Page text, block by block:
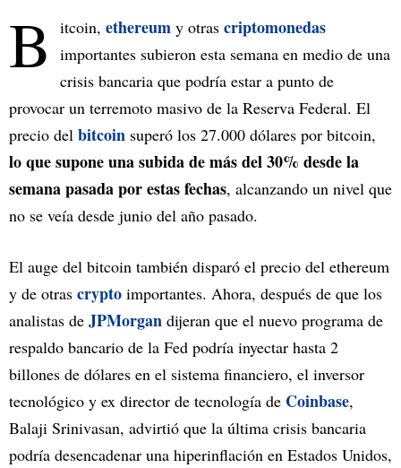
B itcoin, ethereum y otras criptomonedas
importantes subieron esta semana en medio de una
crisis bancaria que podría estar a punto de
provocar un terremoto masivo de la Reserva Federal. El
precio del bitcoin superó los 27.000 dólares por bitcoin,
lo que supone una subida de más del 30% desde la
semana pasada por estas fechas, alcanzando un nivel que
no se veía desde junio del año pasado.
El auge del bitcoin también disparó el precio del ethereum
y de otras crypto importantes. Ahora, después de que los
analistas de JPMorgan dijeran que el nuevo programa de
respaldo bancario de la Fed podría inyectar hasta 2
billones de dólares en el sistema financiero, el inversor
tecnológico y ex director de tecnología de Coinbase,
Balaji Srinivasan, advirtió que la última crisis bancaria
podría desencadenar una hiperinflación en Estados Unidos,